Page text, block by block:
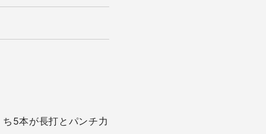
5本が長打とパンチ力